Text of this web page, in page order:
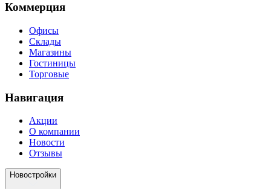
Коммерция
Офисы
Склады
Магазины
Гостиницы
Торговые
Навигация
Акции
О компании
Новости
Отзывы
Новостройки